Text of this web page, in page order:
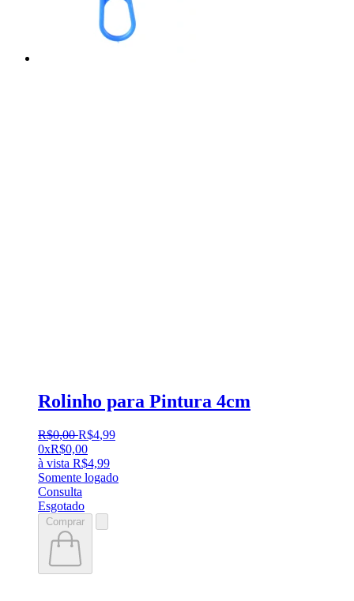
Rolinho para Pintura 4cm
R$0,00 R$4,99
0xR$0,00
à vista R$4,99
Somente logado
Consulta
Esgotado
Comprar